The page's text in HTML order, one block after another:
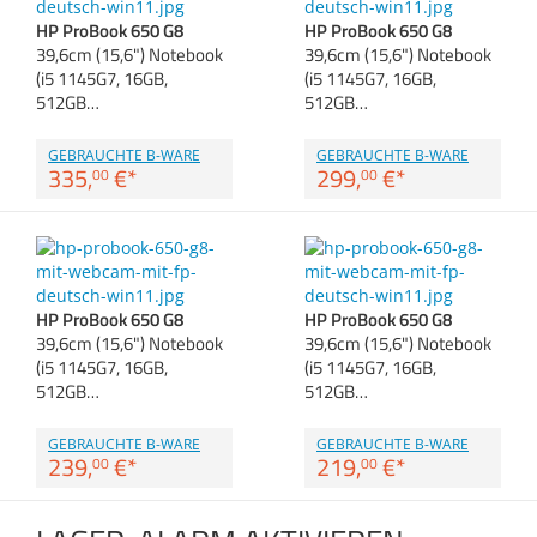
Zubehör
Anmelden | Registrieren
Merkzettel
HP ProBook 650 G8
39,6cm (15,6") Notebook
(i5 1145G7, 16GB,
512GB…
GEBRAUCHTE B-WARE
335,00 €*
HP ProBook 650 G8
39,6cm (15,6") Notebook
(i5 1145G7, 16GB,
512GB…
GEBRAUCHTE B-WARE
299,00 €*
HP ProBook 650 G8
39,6cm (15,6") Notebook
(i5 1145G7, 16GB,
512GB…
GEBRAUCHTE B-WARE
239,00 €*
HP ProBook 650 G8
39,6cm (15,6") Notebook
(i5 1145G7, 16GB,
512GB…
GEBRAUCHTE B-WARE
219,00 €*